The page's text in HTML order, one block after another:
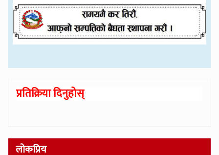
प्रतिक्रिया दिनुहोस्
लोकप्रिय